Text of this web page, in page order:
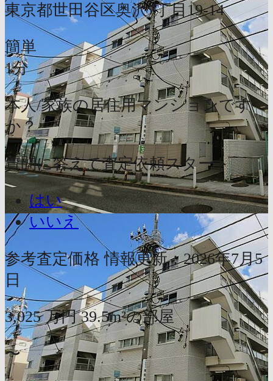
東京都世田谷区奥沢7丁目19-14
簡単
1分
本人/家族の居住用マンションです
か？
質問に答えて査定依頼スタート
はい
いいえ
参考査定価格 情報更新：2026年7月5
日
3,025 万円 39.5m²の部屋
〜